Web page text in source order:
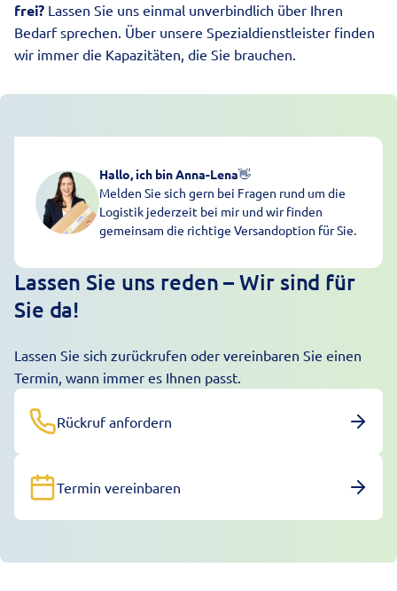
frei? Lassen Sie uns einmal unverbindlich über Ihren
Bedarf sprechen. Über unsere Spezialdienstleister finden
wir immer die Kapazitäten, die Sie brauchen.
Hallo, ich bin Anna-Lena👋
Melden Sie sich gern bei Fragen rund um die
Logistik jederzeit bei mir und wir finden
gemeinsam die richtige Versandoption für Sie.
Lassen Sie uns reden – Wir sind für
Sie da!
Lassen Sie sich zurückrufen oder vereinbaren Sie einen
Termin, wann immer es Ihnen passt.
Rückruf anfordern
Termin vereinbaren